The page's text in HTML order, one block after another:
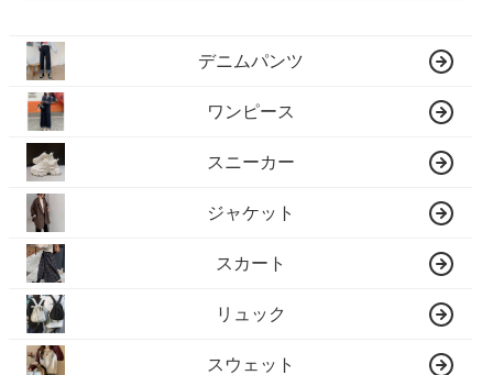
デニムパンツ
ワンピース
スニーカー
ジャケット
スカート
リュック
スウェット